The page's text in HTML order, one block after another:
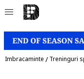
Imbracaminte / Treninguri